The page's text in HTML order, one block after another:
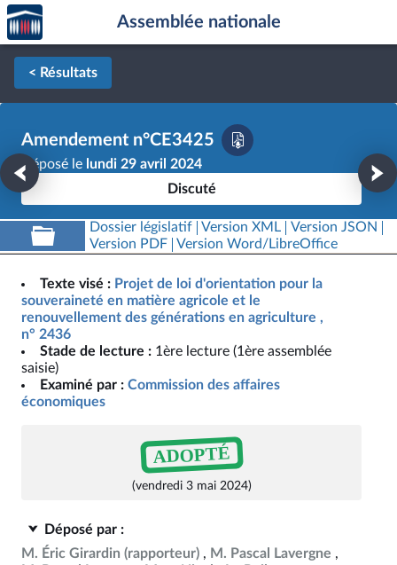
Aller au contenu
Aller en bas de la page
Accèder
à la
page
d'accueil
Assemblée nationale
< Résultats
Amendement n°CE3425
Déposé le lundi 29 avril 2024
Discuté
Dossier législatif Version XML
Version JSON
Version PDF
Version Word/LibreOffice
Texte visé : Projet de loi d'orientation pour la
souveraineté en matière agricole et le
renouvellement des générations en agriculture ,
n° 2436
Stade de lecture : 1ère lecture (1ère assemblée
saisie)
Examiné par : Commission des affaires
économiques
ADOPTÉ
(vendredi 3 mai 2024)
Déposé par :
M. Éric Girardin (rapporteur)
M. Pascal Lavergne